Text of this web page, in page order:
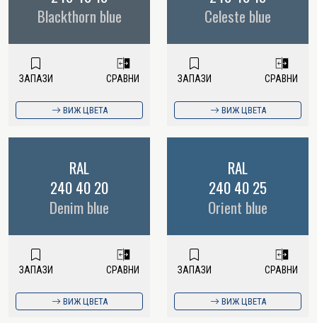
Blackthorn blue
ЗАПАЗИ СРАВНИ
ВИЖ ЦВЕТА
Celeste blue
ЗАПАЗИ СРАВНИ
ВИЖ ЦВЕТА
RAL
240 40 20
Denim blue
ЗАПАЗИ СРАВНИ
ВИЖ ЦВЕТА
RAL
240 40 25
Orient blue
ЗАПАЗИ СРАВНИ
ВИЖ ЦВЕТА